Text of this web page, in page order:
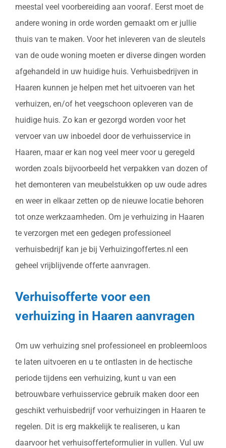
meestal veel voorbereiding aan vooraf. Eerst moet de
andere woning in orde worden gemaakt om er jullie
thuis van te maken. Voor het inleveren van de sleutels
van de oude woning moeten er diverse dingen worden
afgehandeld in uw huidige huis. Verhuisbedrijven in
Haaren kunnen je helpen met het uitvoeren van het
verhuizen, en/of het veegschoon opleveren van de
huidige huis. Zo kan er gezorgd worden voor het
vervoer van uw inboedel door de verhuisservice in
Haaren, maar er kan nog veel meer voor u geregeld
worden zoals bijvoorbeeld het verpakken van dozen of
het demonteren van meubelstukken op uw oude adres
en weer in elkaar zetten op de nieuwe locatie behoren
tot onze werkzaamheden. Om je verhuizing in Haaren
te verzorgen met een gedegen professioneel
verhuisbedrijf kan je bij Verhuizingoffertes.nl een
geheel vrijblijvende offerte aanvragen.
Verhuisofferte voor een
verhuizing in Haaren aanvragen
Om uw verhuizing snel professioneel en probleemloos
te laten uitvoeren en u te ontlasten in de hectische
periode tijdens een verhuizing, kunt u van een
betrouwbare verhuisservice gebruik maken door een
geschikt verhuisbedrijf voor verhuizingen in Haaren te
regelen. Dit is erg makkelijk te realiseren, u kan
daarvoor het verhuisofferteformulier in vullen. Vul uw